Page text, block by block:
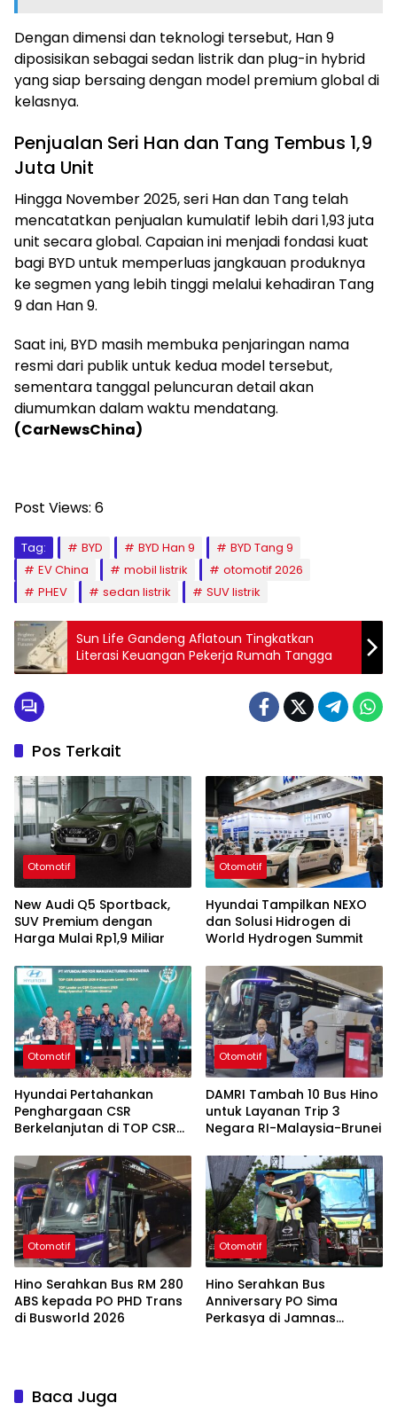
Dengan dimensi dan teknologi tersebut, Han 9
diposisikan sebagai sedan listrik dan plug-in hybrid
yang siap bersaing dengan model premium global di
kelasnya.
Penjualan Seri Han dan Tang Tembus 1,9
Juta Unit
Hingga November 2025, seri Han dan Tang telah
mencatatkan penjualan kumulatif lebih dari 1,93 juta
unit secara global. Capaian ini menjadi fondasi kuat
bagi BYD untuk memperluas jangkauan produknya
ke segmen yang lebih tinggi melalui kehadiran Tang
9 dan Han 9.
Saat ini, BYD masih membuka penjaringan nama
resmi dari publik untuk kedua model tersebut,
sementara tanggal peluncuran detail akan
diumumkan dalam waktu mendatang.
(CarNewsChina)
Post Views: 6
Tag: BYD BYD Han 9
BYD Tang 9
EV China
mobil listrik
otomotif 2026
PHEV
sedan listrik SUV listrik
Sun Life Gandeng Aflatoun Tingkatkan
Literasi Keuangan Pekerja Rumah Tangga
Pos Terkait
Otomotif
New Audi Q5 Sportback,
SUV Premium dengan
Harga Mulai Rp1,9 Miliar
Otomotif
Hyundai Tampilkan NEXO
dan Solusi Hidrogen di
World Hydrogen Summit
Otomotif
Hyundai Pertahankan
Penghargaan CSR
Berkelanjutan di TOP CSR
Otomotif
DAMRI Tambah 10 Bus Hino
untuk Layanan Trip 3
Negara RI-Malaysia-Brunei
Otomotif
Hino Serahkan Bus RM 280
ABS kepada PO PHD Trans
di Busworld 2026
Otomotif
Hino Serahkan Bus
Anniversary PO Sima
Perkasya di Jamnas
Baca Juga